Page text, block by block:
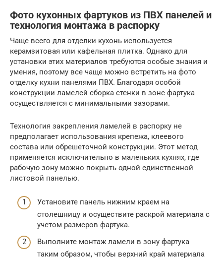
Фото кухонных фартуков из ПВХ панелей и
технология монтажа в распорку
Чаще всего для отделки кухонь используется
керамзитовая или кафельная плитка. Однако для
установки этих материалов требуются особые знания и
умения, поэтому все чаще можно встретить на фото
отделку кухни панелями ПВХ. Благодаря особой
конструкции ламелей сборка стенки в зоне фартука
осуществляется с минимальными зазорами.
Технология закрепления ламелей в распорку не
предполагает использования крепежа, клеевого
состава или обрешеточной конструкции. Этот метод
применяется исключительно в маленьких кухнях, где
рабочую зону можно покрыть одной единственной
листовой панелью.
Установите панель нижним краем на
столешницу и осуществите раскрой материала с
учетом размеров фартука.
Выполните монтаж ламели в зону фартука
таким образом, чтобы верхний край материала